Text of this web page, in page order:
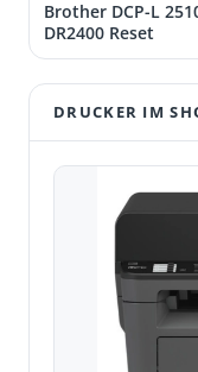
Brother DCP-L
DR2400 Reset
DRUCKER IM